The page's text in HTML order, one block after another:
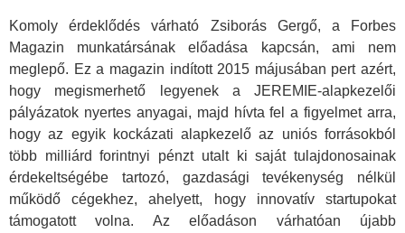
Komoly érdeklődés várható Zsiborás Gergő, a Forbes
Magazin munkatársának előadása kapcsán, ami nem
meglepő. Ez a magazin indított 2015 májusában pert azért,
hogy megismerhető legyenek a JEREMIE-alapkezelői
pályázatok nyertes anyagai, majd hívta fel a figyelmet arra,
hogy az egyik kockázati alapkezelő az uniós forrásokból
több milliárd forintnyi pénzt utalt ki saját tulajdonosainak
érdekeltségébe tartozó, gazdasági tevékenység nélkül
működő cégekhez, ahelyett, hogy innovatív startupokat
támogatott volna. Az előadáson várhatóan újabb